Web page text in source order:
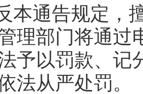
本通告规定，
理部门将通过
予以罚款、记
法从严处罚。